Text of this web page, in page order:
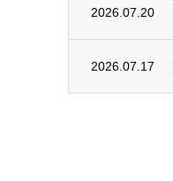
2026.07.20
2026.07.17